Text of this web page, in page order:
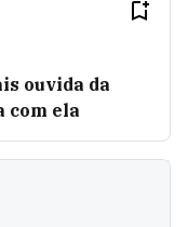
ouvida da
com ela